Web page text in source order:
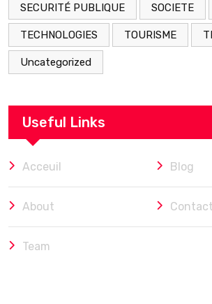
SECURITÉ PUBLIQUE SOCIETE
TECHNOLOGIES TOURISME
Uncategorized
Useful Links
Acceuil Blog
About Contact
Team